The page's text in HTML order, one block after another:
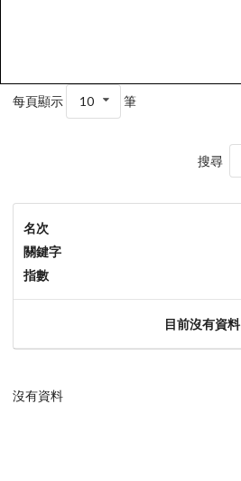
每頁顯示 10 筆
搜尋
名次
關鍵字
指數
目前沒有資料
沒有資料